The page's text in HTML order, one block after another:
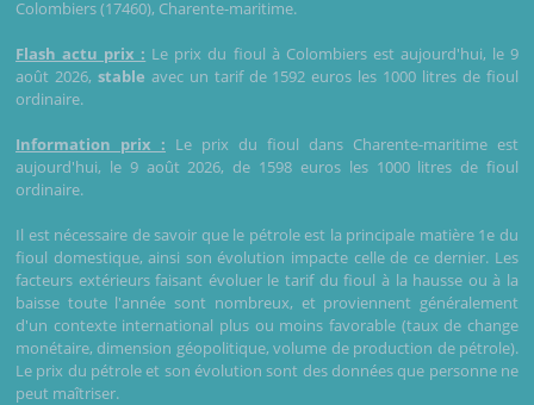
Colombiers (17460), Charente-maritime.
Flash actu prix : Le prix du fioul à Colombiers est aujourd'hui, le 9
août 2026, stable avec un tarif de 1592 euros les 1000 litres de fioul
ordinaire.
Information prix : Le prix du fioul dans Charente-maritime est
aujourd'hui, le 9 août 2026, de 1598 euros les 1000 litres de fioul
ordinaire.
Il est nécessaire de savoir que le pétrole est la principale matière 1e du
fioul domestique, ainsi son évolution impacte celle de ce dernier. Les
facteurs extérieurs faisant évoluer le tarif du fioul à la hausse ou à la
baisse toute l'année sont nombreux, et proviennent généralement
d'un contexte international plus ou moins favorable (taux de change
monétaire, dimension géopolitique, volume de production de pétrole).
Le prix du pétrole et son évolution sont des données que personne ne
peut maîtriser.